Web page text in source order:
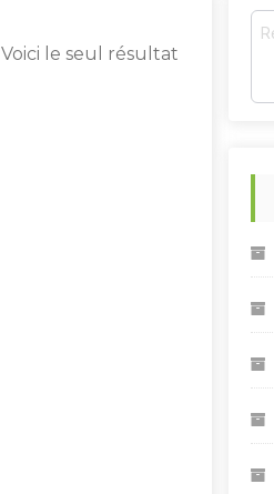
Voici le seul résultat
R
e
: